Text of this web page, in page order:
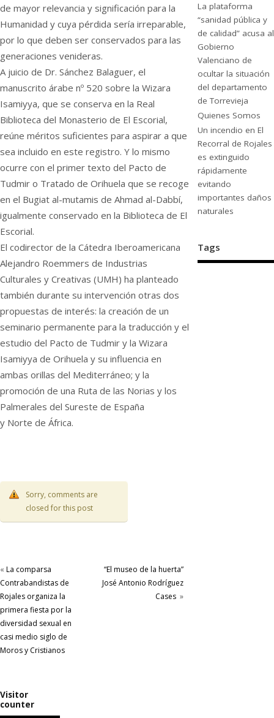
de mayor relevancia y significación para la
Humanidad y cuya pérdida sería irreparable,
por lo que deben ser conservados para las
generaciones venideras.
A juicio de Dr. Sánchez Balaguer, el
manuscrito árabe nº 520 sobre la Wizara
Isamiyya, que se conserva en la Real
Biblioteca del Monasterio de El Escorial,
reúne méritos suficientes para aspirar a que
sea incluido en este registro. Y lo mismo
ocurre con el primer texto del Pacto de
Tudmir o Tratado de Orihuela que se recoge
en el Bugiat al-mutamis de Ahmad al-Dabbí,
igualmente conservado en la Biblioteca de El
Escorial.
El codirector de la Cátedra Iberoamericana
Alejandro Roemmers de Industrias
Culturales y Creativas (UMH) ha planteado
también durante su intervención otras dos
propuestas de interés: la creación de un
seminario permanente para la traducción y el
estudio del Pacto de Tudmir y la Wizara
Isamiyya de Orihuela y su influencia en
ambas orillas del Mediterráneo; y la
promoción de una Ruta de las Norias y los
Palmerales del Sureste de España
y Norte de África.
Sorry, comments are
closed for this post
« La comparsa
Contrabandistas de
Rojales organiza la
primera fiesta por la
diversidad sexual en
casi medio siglo de
Moros y Cristianos
“El museo de la huerta”
José Antonio Rodríguez
Cases »
La plataforma
“sanidad pública y
de calidad” acusa al
Gobierno
Valenciano de
ocultar la situación
del departamento
de Torrevieja
Quienes Somos
Un incendio en El
Recorral de Rojales
es extinguido
rápidamente
evitando
importantes daños
naturales
Tags
Visitor
counter